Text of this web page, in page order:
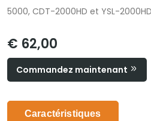
5000, CDT-2000HD et YSL-2000HD
€ 62,00
Commandez maintenant
Caractéristiques